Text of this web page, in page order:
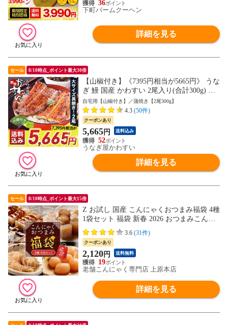
36
下町バームクーヘン
詳細を見る
セール 8/10時点_ポイント最大30倍
【山椒付き】《7395円相当が5665円》 うな
ぎ 鰻 国産 かわすい 2尾入り(合計300g) 大
サイズ 送料無料 ウナギ 蒲焼き 食品 ギフ
ト 誕生日プレゼント 母親 父親 お取り寄せ
グルメ 海鮮 人気 おすすめ 内祝 食べ物＜
のし対応可＞
自宅用【山椒付き】／蒲焼き【2尾300g】
4.3 (50件)
クーポンあり
5,665円 送料込み
52
うなぎ屋かわすい
詳細を見る
セール 8/10時点_ポイント最大15倍
Z お試し 国産 こんにゃくおつまみ福袋 4種
1袋セット 福袋 新春 2026 おつまみこんに
ゃく 玉こんにゃく むすびしらたき みそ田
楽 おつまみセット ダイエット ダイエット
食品 低糖質 送料無料 食品 家庭用 当店の
イチオシ
3.6 (31件)
クーポンあり
2,120円 送料無料
19
老舗こんにゃく専門店 上原本店
詳細を見る